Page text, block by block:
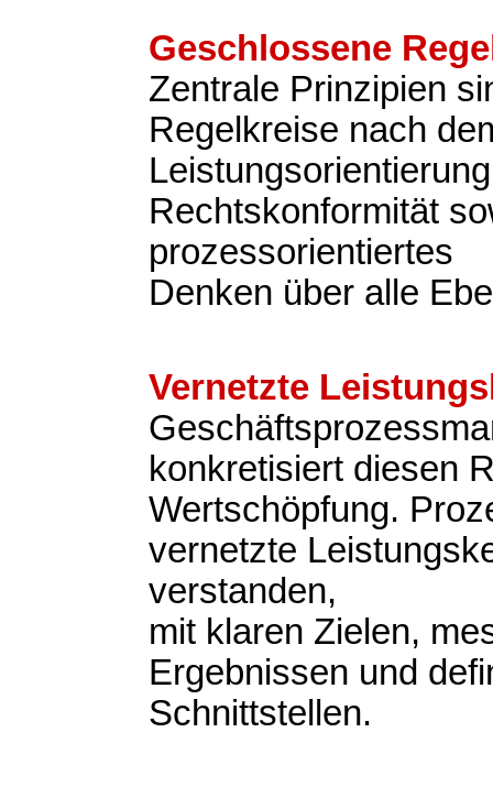
Geschlossene
Zentrale Prinzipien
Regelkreise nach
Rechtskonformität
prozessorientiertes
Denken über alle
Vernetzte
konkretisiert diesen
Wertschöpfung.
vernetzte
verstanden,
mit klaren Zielen,
Ergebnissen und
Schnittstellen.